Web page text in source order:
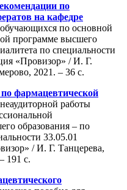
по
на кафедре
по основной
программе высшего
по специальности
«Провизор» / И. Г.
2021. – 36 с.
фармацевтической
работы
образования – по
33.05.01
/ И. Г. Танцерева,
191 с.